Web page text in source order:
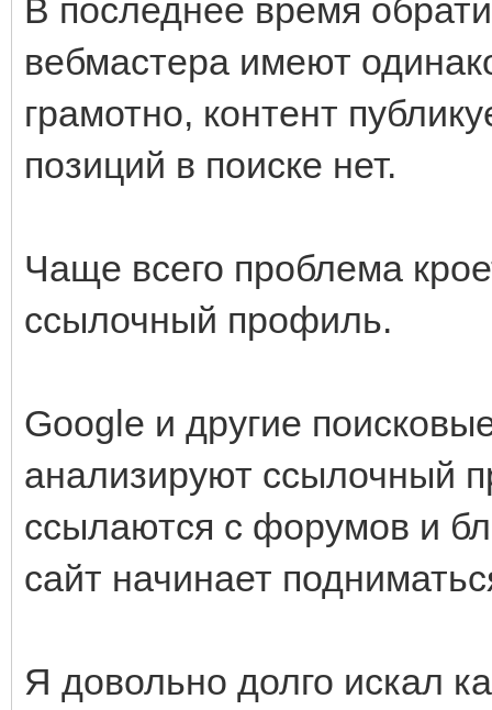
В последнее время
вебмастера имеют
грамотно, контент
позиций в поиске нет.
Чаще всего проблема
ссылочный профиль.
Google и другие
анализируют ссылочный
ссылаются с форумов и
сайт начинает
Я довольно долго искал